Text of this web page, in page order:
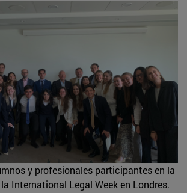
y profesionales participantes en la
International Legal Week en Londres.